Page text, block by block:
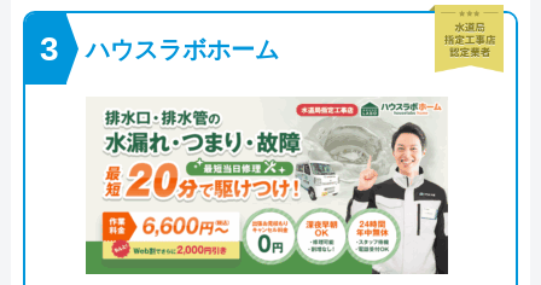
ハウスラボホーム